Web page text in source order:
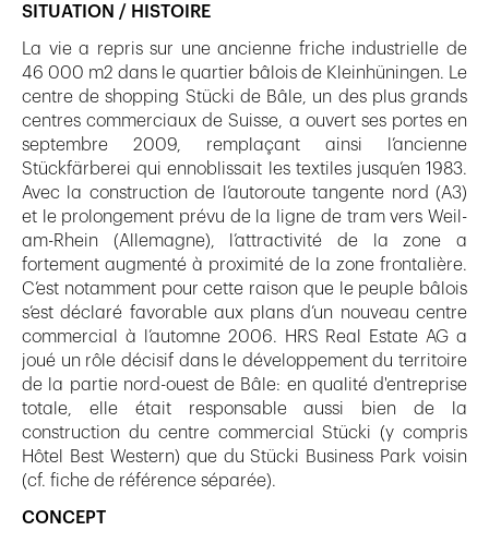
SITUATION / HISTOIRE
La vie a repris sur une ancienne friche industrielle de
46 000 m2 dans le quartier bâlois de Kleinhüningen. Le
centre de shopping Stücki de Bâle, un des plus grands
centres commerciaux de Suisse, a ouvert ses portes en
septembre 2009, remplaçant ainsi l’ancienne
Stückfärberei qui ennoblissait les textiles jusqu’en 1983.
Avec la construction de l’autoroute tangente nord (A3)
et le prolongement prévu de la ligne de tram vers Weil-
am-Rhein (Allemagne), l’attractivité de la zone a
fortement augmenté à proximité de la zone frontalière.
C’est notamment pour cette raison que le peuple bâlois
s’est déclaré favorable aux plans d’un nouveau centre
commercial à l’automne 2006. HRS Real Estate AG a
joué un rôle décisif dans le développement du territoire
de la partie nord-ouest de Bâle: en qualité d'entreprise
totale, elle était responsable aussi bien de la
construction du centre commercial Stücki (y compris
Hôtel Best Western) que du Stücki Business Park voisin
(cf. fiche de référence séparée).
CONCEPT